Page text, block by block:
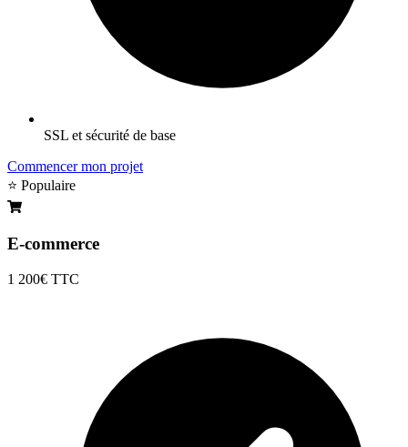
SSL et sécurité de base
Commencer mon projet
⭐ Populaire
E-commerce
1 200€ TTC